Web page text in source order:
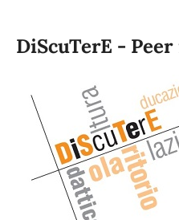
DiScuTerE -